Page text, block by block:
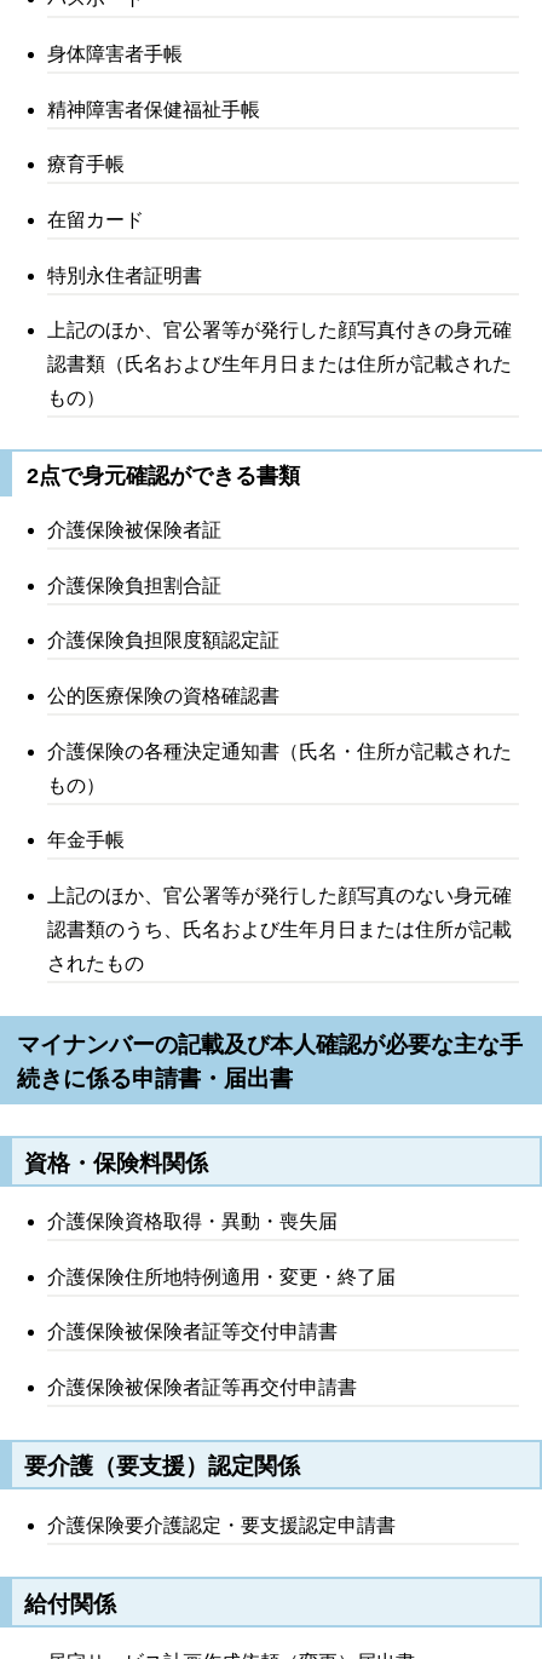
身体障害者手帳
精神障害者保健福祉手帳
療育手帳
在留カード
特別永住者証明書
上記のほか、官公署等が発行した顔写真付きの身元確
認書類（氏名および生年月日または住所が記載された
もの）
2点で身元確認ができる書類
介護保険被保険者証
介護保険負担割合証
介護保険負担限度額認定証
公的医療保険の資格確認書
介護保険の各種決定通知書（氏名・住所が記載された
もの）
年金手帳
上記のほか、官公署等が発行した顔写真のない身元確
認書類のうち、氏名および生年月日または住所が記載
されたもの
マイナンバーの記載及び本人確認が必要な主な手
続きに係る申請書・届出書
資格・保険料関係
介護保険資格取得・異動・喪失届
介護保険住所地特例適用・変更・終了届
介護保険被保険者証等交付申請書
介護保険被保険者証等再交付申請書
要介護（要支援）認定関係
介護保険要介護認定・要支援認定申請書
給付関係